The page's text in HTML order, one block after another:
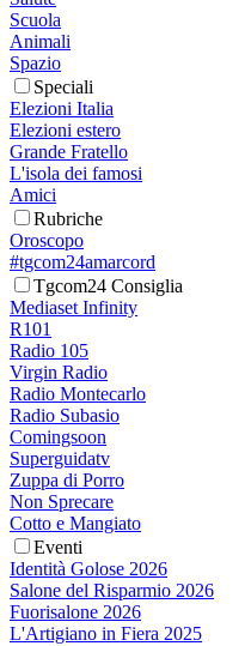
Scuola
Animali
Spazio
Speciali
Elezioni Italia
Elezioni estero
Grande Fratello
L'isola dei famosi
Amici
Rubriche
Oroscopo
#tgcom24amarcord
Tgcom24 Consiglia
Mediaset Infinity
R101
Radio 105
Virgin Radio
Radio Montecarlo
Radio Subasio
Comingsoon
Superguidatv
Zuppa di Porro
Non Sprecare
Cotto e Mangiato
Eventi
Identità Golose 2026
Salone del Risparmio 2026
Fuorisalone 2026
L'Artigiano in Fiera 2025